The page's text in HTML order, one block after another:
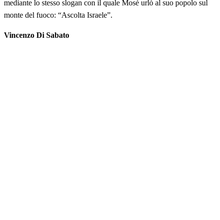
mediante lo stesso slogan con il quale Mosè urlò al suo popolo sul
monte del fuoco: “Ascolta Israele”.
Vincenzo Di Sabato